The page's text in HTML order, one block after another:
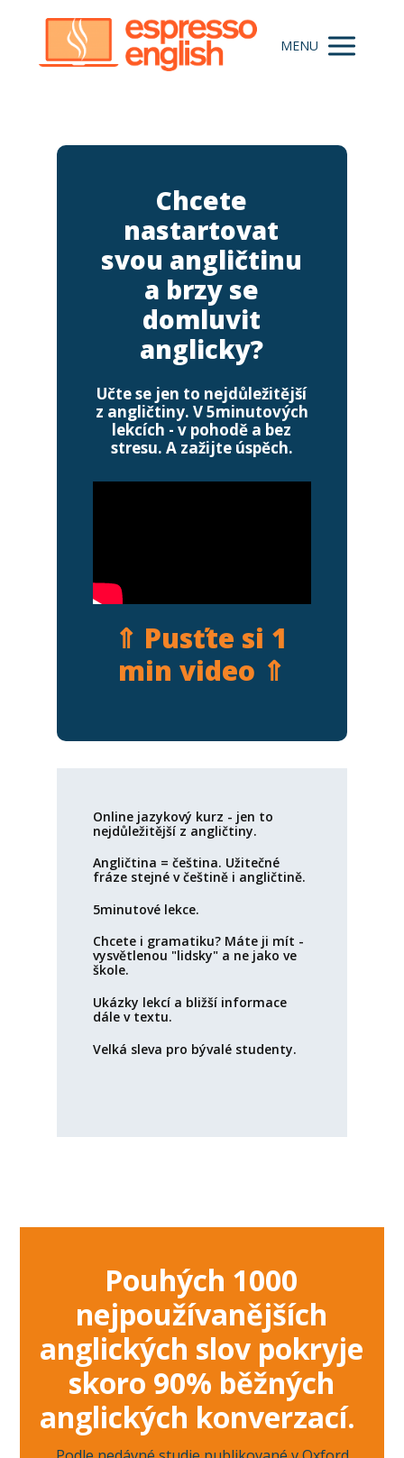
MENU
Chcete
nastartovat
svou angličtinu
a brzy se
domluvit
anglicky?
Učte se jen to nejdůležitější
z angličtiny. V 5minutových
lekcích - v pohodě a bez
stresu. A zažijte úspěch.
⇑ Pusťte si 1
min video ⇑
Online jazykový kurz - jen to
nejdůležitější z angličtiny.
Angličtina = čeština. Užitečné
fráze stejné v češtině i angličtině.
5minutové lekce.
Chcete i gramatiku? Máte ji mít -
vysvětlenou "lidsky" a ne jako ve
škole.
Ukázky lekcí a bližší informace
dále v textu.
Velká sleva pro bývalé studenty.
Pouhých 1000
nejpoužívanějších
anglických slov pokryje
skoro 90% běžných
anglických konverzací.